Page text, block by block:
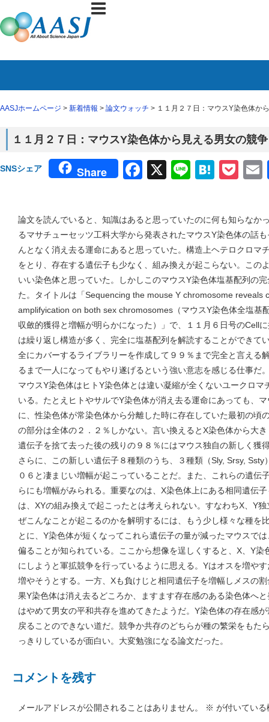
AASJホームページ > 新着情報 > 論文ウォッチ > １１月２７日：マウスY染色体か
１１月２７日：マウスY染色体から見える男女の競
SNSシェア Share Facebook
X Line
論文を読んでいると、知識はあると思っていたのに何も知らなか
るマサチューセッツ工科大学から発表されたマウスY染色体の話
んとなく消え去る運命にあると思っていた。構造上ヘテロクロマ
をとり、存在する遺伝子も少なく、組み換えが起こらない。この
いい染色体と思っていた。しかしこのマウスY染色体塩基配列の
た。タイトルは「Sequencing the mouse Y chromosome reveals
amplifyication on both sex chromosomes（マウスY染色体全塩基
収斂的獲得と増幅が明らかになった）」で、１１月６日号のCell
は繰り返し構造が多く、完全に塩基配列を解読することができて
全にカバーするライブラリーを作成して９９％まで完全と言える
るまで一人になってもやり遂げるという強い意志を感じる仕事だ
マウスY染色体はヒトY染色体とは違い凝縮が全くないユークロ
いる。たとえヒトやサルでY染色体が消え去る運命にあっても、
に、性染色体が常染色体から分離した時に存在していた最初の頃
の部分は全体の２．２％しかない。言い換えるとX染色体から大
遺伝子を捨て去った後の残りの９８％にはマウス独自の新しく獲
さらに、この新しい遺伝子８種類のうち、３種類（Sly, Srsy,
０６と凄まじい増幅が起こっていることだ。また、これらの遺伝
らにも増幅がみられる。重要なのは、X染色体上にある相同遺伝
は、XYの組み換えで起こったとは考えられない。すなわちX、Y
ぜこんなことが起こるのかを解明するには、もう少し様々な種を
とに、Y染色体が短くなってこれら遺伝子の量が減ったマウスで
偏ることが知られている。ここから想像を逞しくすると、X、Y
にしようと軍拡競争を行っているように思える。Yはオスを増や
増やそうとする。一方、Xも負けじと相同遺伝子を増幅しメスの
果Y染色体は消え去るどころか、ますます存在感のある染色体へ
はやめて男女の平和共存を進めてきたようだ。Y染色体の存在感
戻ることのできない道だ。競争か共存のどちらが種の繁栄をもた
っきりしているが面白い。大変勉強になる論文だった。
コメントを残す
メールアドレスが公開されることはありません。 ※ が付いてい